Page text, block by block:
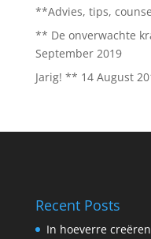
**Advies, tips,
** De onverwachte
September 2019
Jarig! ** 14 August
Recent Posts
In hoeverre